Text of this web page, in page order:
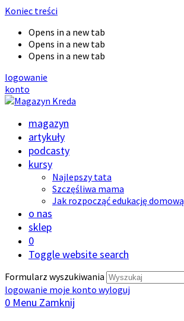
Koniec treści
Opens in a new tab
Opens in a new tab
Opens in a new tab
logowanie
konto
magazyn
artykuły
podcasty
kursy
Najlepszy tata
Szczęśliwa mama
Jak rozpocząć edukację domową
o nas
sklep
0
Toggle website search
Formularz wyszukiwania
logowanie moje konto wyloguj
0 Menu Zamknij